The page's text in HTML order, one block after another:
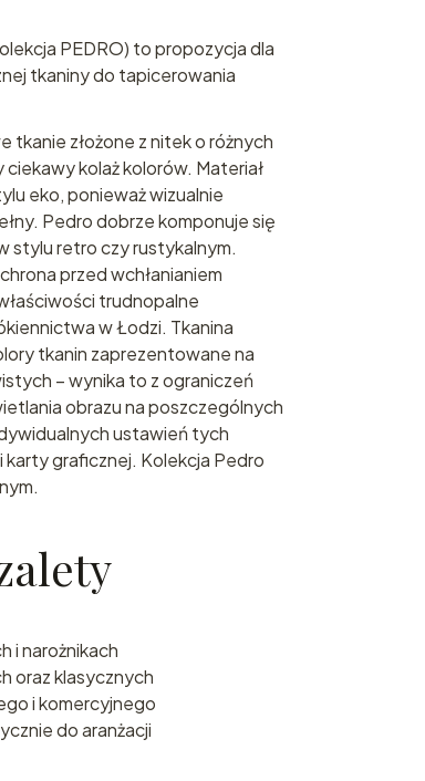
PEDRO) to propozycja dla
tkaniny do tapicerowania
tkanie złożone z nitek o różnych
kolaż kolorów. Materiał
eko, ponieważ wizualnie
Pedro dobrze komponuje się
stylu retro czy rustykalnym.
przed wchłanianiem
trudnopalne
w Łodzi. Tkanina
tkanin zaprezentowane na
– wynika to z ograniczeń
obrazu na poszczególnych
ustawień tych
graficznej. Kolekcja Pedro
i narożnikach
oraz klasycznych
i komercyjnego
do aranżacji